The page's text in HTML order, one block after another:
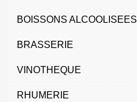
BOISSONS ALCOOLISEES
BRASSERIE
VINOTHEQUE
RHUMERIE